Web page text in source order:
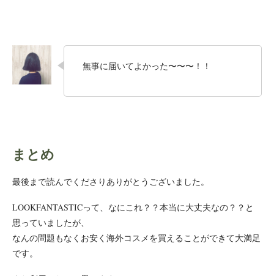
無事に届いてよかった〜〜〜！！
まとめ
最後まで読んでくださりありがとうございました。
LOOKFANTASTICって、なにこれ？？本当に大丈夫なの？？と
思っていましたが、
なんの問題もなくお安く海外コスメを買えることができて大満足
です。